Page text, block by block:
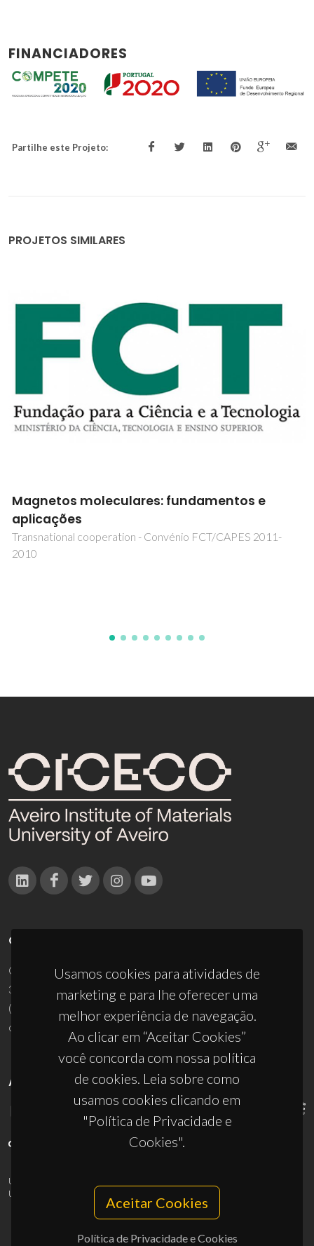
FINANCIADORES
Partilhe este Projeto:
PROJETOS SIMILARES
Investigação de Desenvolvimento de Pasta
Grés Resultante da Incorporação de
Resíduos/Subprodutos Industriais
ECOGRES + NG
Usamos cookies para atividades de
marketing e para lhe oferecer uma
melhor experiência de navegação.
Ao clicar em “Aceitar Cookies”
você concorda com nossa política
de cookies. Leia sobre como
usamos cookies clicando em
"Política de Privacidade e
Cookies".
Aceitar Cookies
Política de Privacidade e Cookies
CONTACTOS
Campus Universitário de Santiago
3810-193 Aveiro - Portugal
(+351) 234 370 200
ciceco@ua.pt
APOIOS
UID/PRR/50011/2025
UID/PRR2/50011/2025
10.54499/UID/PRR2/50011/2025